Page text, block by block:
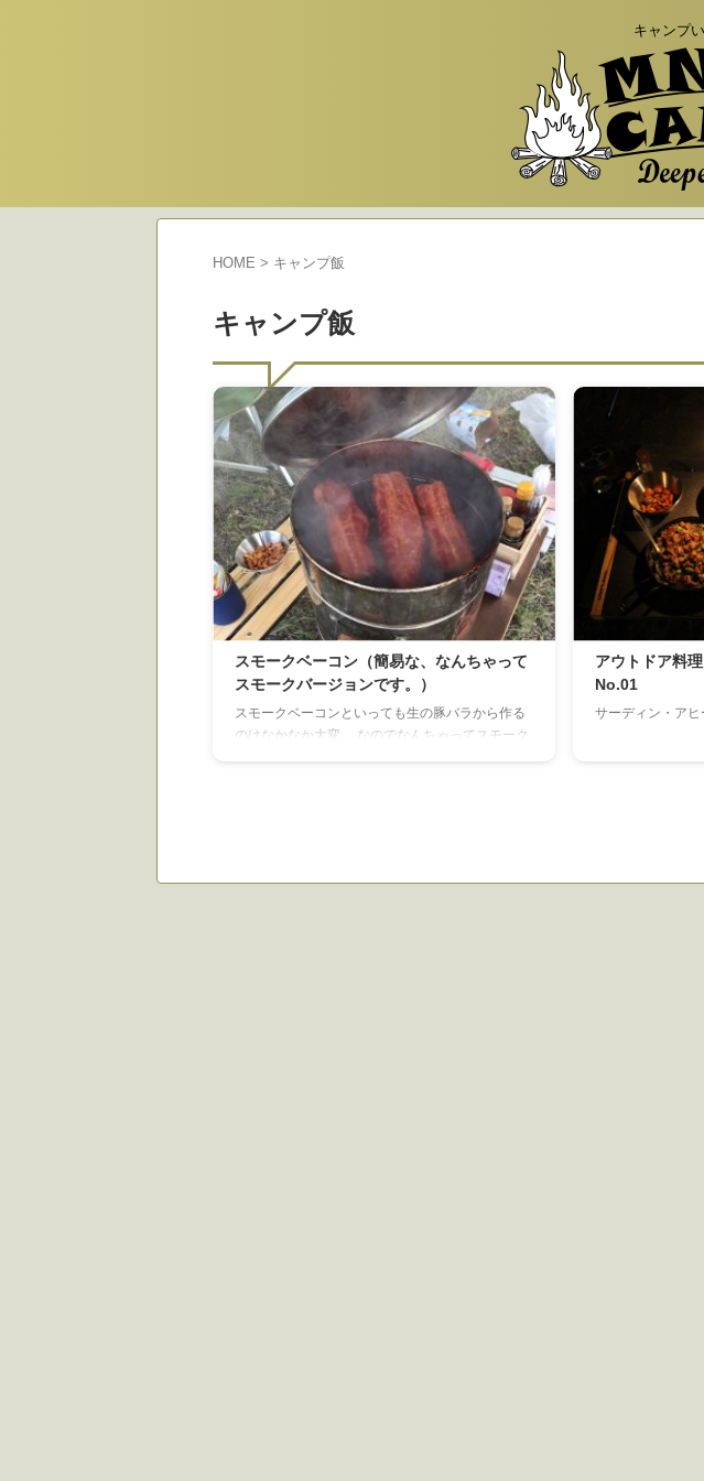
キャンプい
HOME > キャンプ飯
キャンプ飯
スモークベーコン（簡易な、なんちゃって
スモークバージョンです。）
スモークベーコンといっても生の豚バラから作る
のはなかなか大変。 なのでなんちゃってスモーク
アウトドア
No.01
サーディン・アヒ